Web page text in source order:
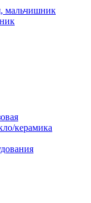
мальчишник
керамика